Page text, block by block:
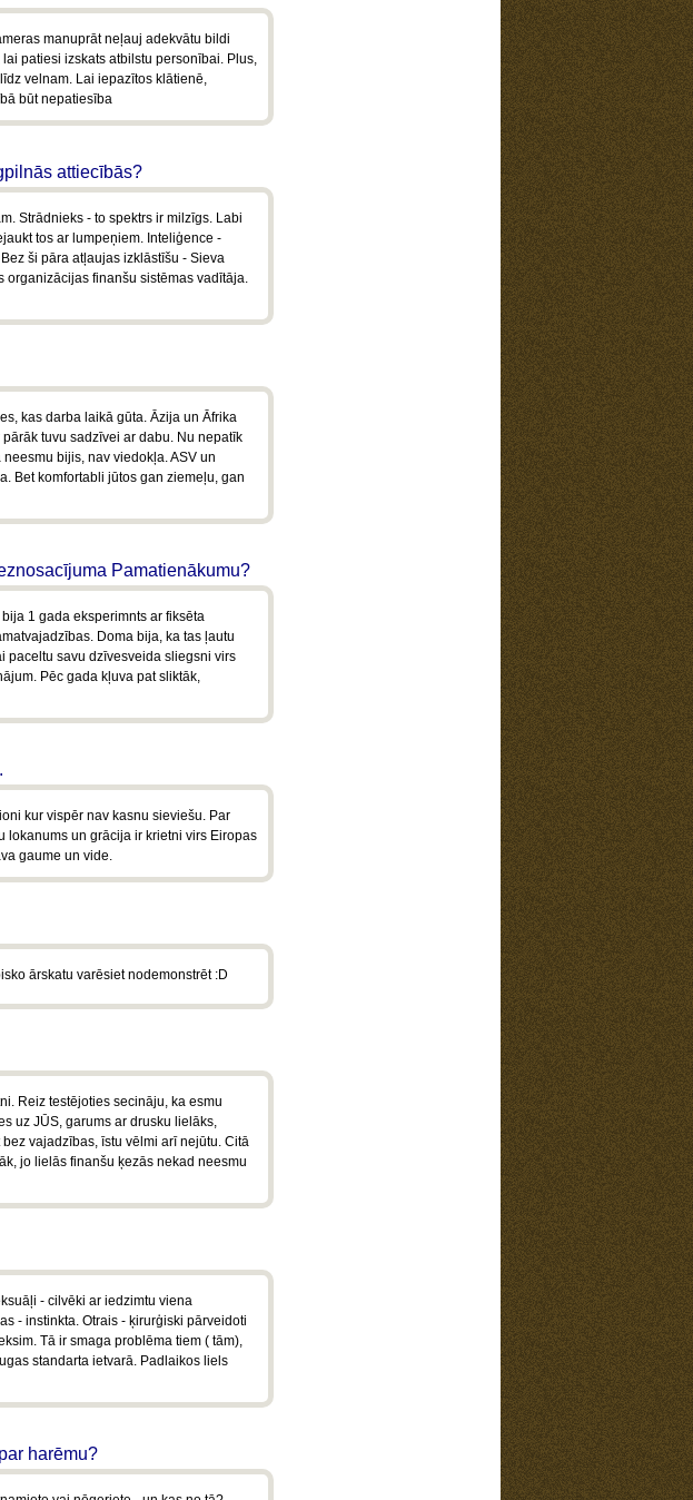
manuprāt neļauj adekvātu bildi
patiesi izskats atbilstu personībai. Plus,
velnam. Lai iepazītos klātienē,
būt nepatiesība
attiecībās?
Strādnieks - to spektrs ir milzīgs. Labi
tos ar lumpeņiem. Inteliģence -
ši pāra atļaujas izklāstīšu - Sieva
organizācijas finanšu sistēmas vadītāja.
kas darba laikā gūta. Āzija un Āfrika
tuvu sadzīvei ar dabu. Nu nepatīk
bijis, nav viedokļa. ASV un
Bet komfortabli jūtos gan ziemeļu, gan
Pamatienākumu?
1 gada eksperimnts ar fiksēta
Doma bija, ka tas ļautu
paceltu savu dzīvesveida sliegsni virs
Pēc gada kļuva pat sliktāk,
kur vispēr nav kasnu sieviešu. Par
lokanums un grācija ir krietni virs Eiropas
gaume un vide.
ārskatu varēsiet nodemonstrēt :D
Reiz testējoties secināju, ka esmu
uz JŪS, garums ar drusku lielāks,
vajadzības, īstu vēlmi arī nejūtu. Citā
jo lielās finanšu ķezās nekad neesmu
- cilvēki ar iedzimtu viena
- instinkta. Otrais - ķirurģiski pārveidoti
Tā ir smaga problēma tiem ( tām),
standarta ietvarā. Padlaikos liels
harēmu?